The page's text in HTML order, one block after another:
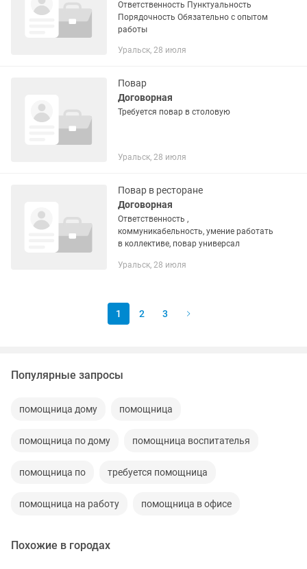
Ответственность Пунктуальность
Порядочность Обязательно с опытом
работы
Уральск, 28 июля
Повар
Договорная
Требуется повар в столовую
Уральск, 28 июля
Повар в ресторане
Договорная
Ответственность ,
коммуникабельность, умение работать
в коллективе, повар универсал
Уральск, 28 июля
1 2 3
Популярные запросы
помощница дому помощница
помощница по дому помощница воспитателья
помощница по требуется помощница
помощница на работу помощница в офисе
Похожие в городах